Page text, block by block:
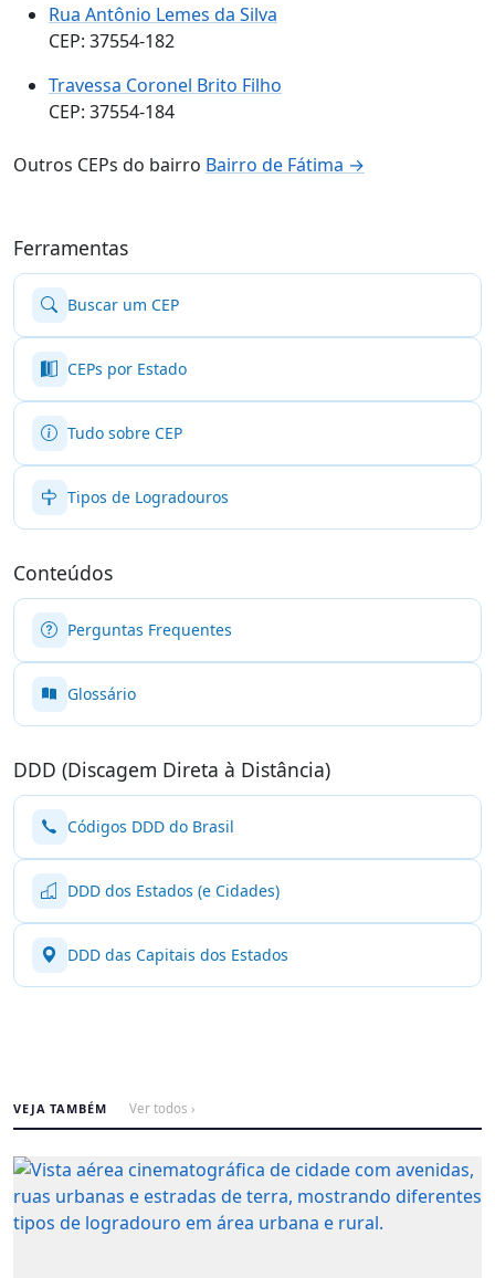
Rua Antônio Lemes da Silva
CEP: 37554-182
Travessa Coronel Brito Filho
CEP: 37554-184
Outros CEPs do bairro Bairro de Fátima →
Ferramentas
Buscar um CEP
CEPs por Estado
Tudo sobre CEP
Tipos de Logradouros
Conteúdos
Perguntas Frequentes
Glossário
DDD (Discagem Direta à Distância)
Códigos DDD do Brasil
DDD dos Estados (e Cidades)
DDD das Capitais dos Estados
VEJA TAMBÉM Ver todos ›